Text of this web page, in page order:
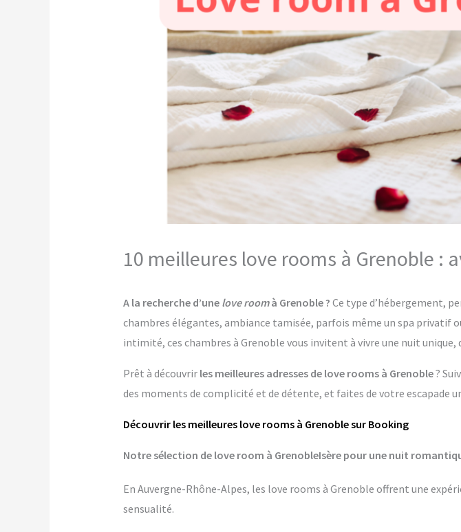
10 meilleures love rooms à Grenoble :
A la recherche d’une love roomà Grenoble ? Ce type d’hébergement,
chambres élégantes, ambiance tamisée, parfois même un spa privatif
intimité, ces chambres à Grenoble vous invitent à vivre une nuit
Prêt à découvrir les meilleures adresses de love rooms à Grenoble?
des moments de complicité et de détente, et faites de votre escapade
Découvrir les meilleures love rooms à Grenoble sur Booking
Notre sélection de love room à GrenobleIsère pour une nuit
En Auvergne-Rhône-Alpes, les love rooms à Grenoble offrent une
sensualité.